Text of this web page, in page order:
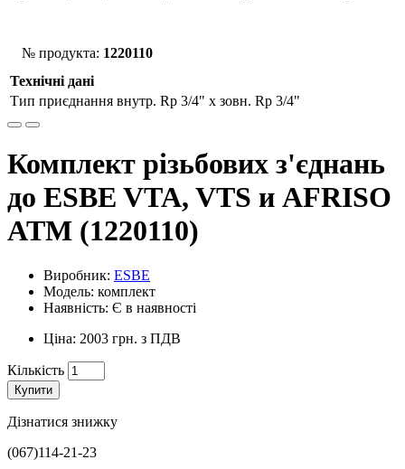
№ продукта: 1220110
Технічні дані
Тип приєднання внутр. Rp 3/4" x зовн. Rp 3/4"
Комплект різьбових з'єднань
до ESBE VTA, VTS и AFRISO
ATM (1220110)
Виробник: ESBE
Модель: комплект
Наявність: Є в наявності
Ціна: 2003 грн. з ПДВ
Кількість
Купити
Дізнатися знижку
(067)114-21-23